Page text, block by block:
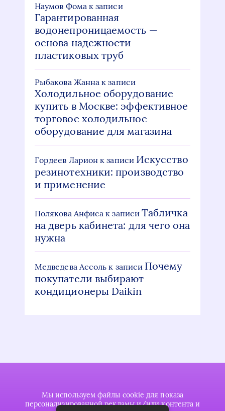
Наумов Фома к записи
Гарантированная
водонепроницаемость —
основа надежности
пластиковых труб
Рыбакова Жанна к записи
Холодильное оборудование
купить в Москве: эффективное
торговое холодильное
оборудование для магазина
Гордеев Ларион к записи Искусство
резинотехники: производство
и применение
Полякова Анфиса к записиТабличка
на дверь кабинета: для чего она
нужна
Медведева Ассоль к записи Почему
покупатели выбирают
кондиционеры Daikin
Мы используем файлы cookie для показа
персонализированной рекламы и/или контента и